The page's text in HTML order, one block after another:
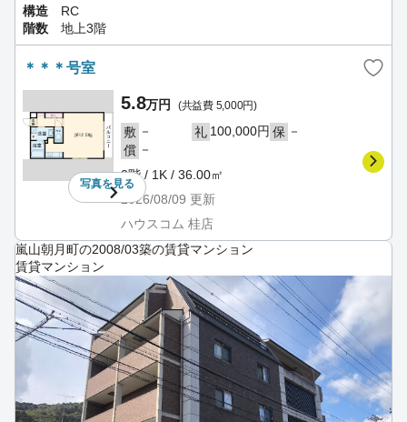
構造
RC
階数
地上3階
＊＊＊号室
写真を見る
5.8万円 (共益費 5,000円)
敷 － 礼 100,000円 保 －
償 －
2階 / 1K / 36.00㎡
2026/08/09 更新
ハウスコム 桂店
嵐山朝月町の2008/03築の賃貸マンション
賃貸マンション